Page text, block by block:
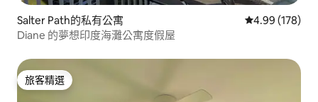
Salter Path的私有公寓 從 178 則評價
4.99 (178)
Diane 的夢想印度海灘公寓度假屋
旅客精選
旅客精選